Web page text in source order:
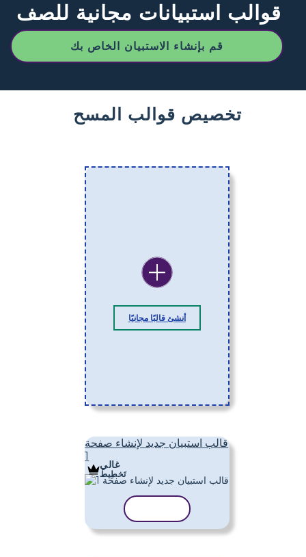
قوالب استبيانات مجانية للصف
قم بإنشاء الاستبيان الخاص بك
تخصيص قوالب المسح
أنشئ قالبًا مجانيًا
قالب استبيان جديد لإنشاء صفحة
1
غالي
تَخطِيط